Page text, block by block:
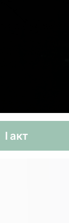
I акт